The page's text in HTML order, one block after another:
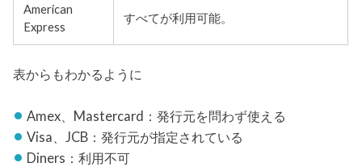
American
Express
すべてが利用可能。
表からもわかるように
Amex、Mastercard：発行元を問わず使える
Visa、JCB：発行元が指定されている
Diners：利用不可